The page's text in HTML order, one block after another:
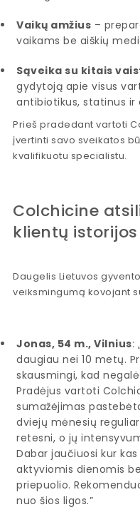
Vaikų amžius –
vaikams be aiškių
Sąveika su kitais
gydytoją apie visus
antibiotikus, statinus
Prieš pradedant vartoti
įvertinti savo sveikatos
kvalifikuotu specialistu.
Colchicine
klientų istorijos
Daugelis Lietuvos
veiksmingumą kovojant
Jonas, 54 m., Vilnius:
daugiau nei 10 metų.
skausmingi, kad
Pradėjus vartoti
sumažėjimas
dviejų mėnesių
retesni, o jų
Dabar jaučiuosi kur
aktyviomis dienomis
priepuolio.
nuo šios ligos.”